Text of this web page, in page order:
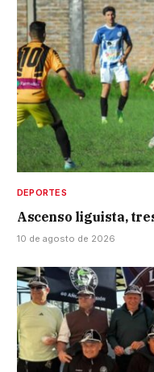
DEPORTES
Ascenso liguista,
10 de agosto de 2026